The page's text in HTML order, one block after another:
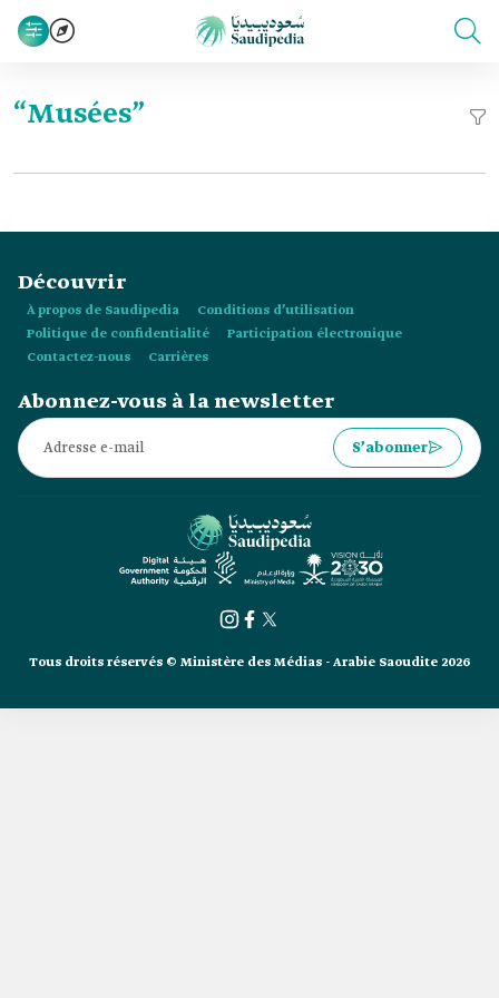
“Musées”
Découvrir
À propos de Saudipedia
Conditions d’utilisation
Politique de confidentialité
Participation électronique
Contactez-nous
Carrières
Abonnez-vous à la newsletter
S’abonner
Tous droits réservés © Ministère des Médias - Arabie Saoudite 2026